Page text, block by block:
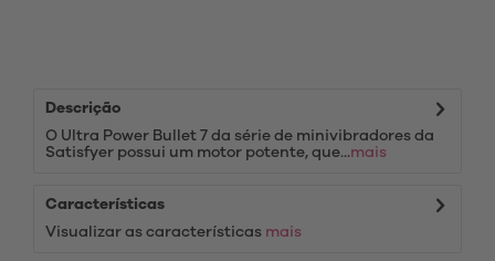
Descrição
O Ultra Power Bullet 7 da série de minivibradores da
Satisfyer possui um motor potente, que...mais
Características
Visualizar as características mais